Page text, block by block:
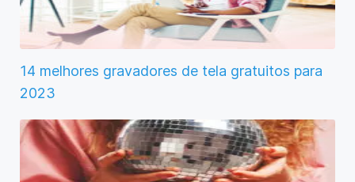
14 melhores gravadores de tela gratuitos para
2023